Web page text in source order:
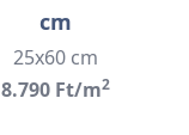
cm
25x60 cm
8.790 Ft/m2